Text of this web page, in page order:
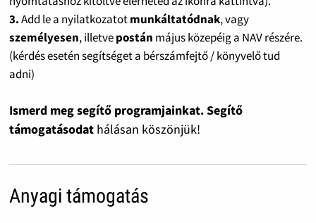
3.Add le a nyilatkozatotmunkáltatódnak, vagy
személyesen, illetvepostán május közepéig a NAV részére.
(kérdés esetén segítséget a bérszámfejtő / könyvelő tud
adni)
Ismerd meg segítő programjainkat. Segítő
támogatásodat hálásan köszönjük!
Anyagi támogatás